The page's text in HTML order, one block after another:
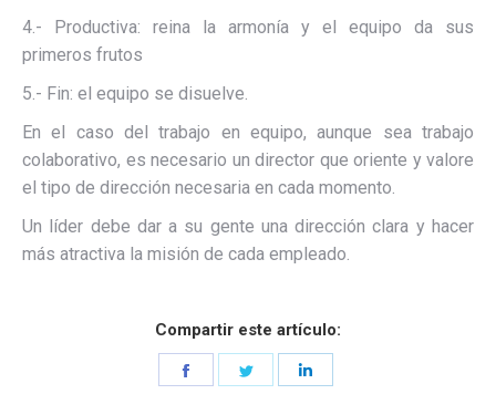
4.- Productiva: reina la armonía y el equipo da sus
primeros frutos
5.- Fin: el equipo se disuelve.
En el caso del trabajo en equipo, aunque sea trabajo
colaborativo, es necesario un director que oriente y valore
el tipo de dirección necesaria en cada momento.
Un líder debe dar a su gente una dirección clara y hacer
más atractiva la misión de cada empleado.
Compartir este artículo:
Share